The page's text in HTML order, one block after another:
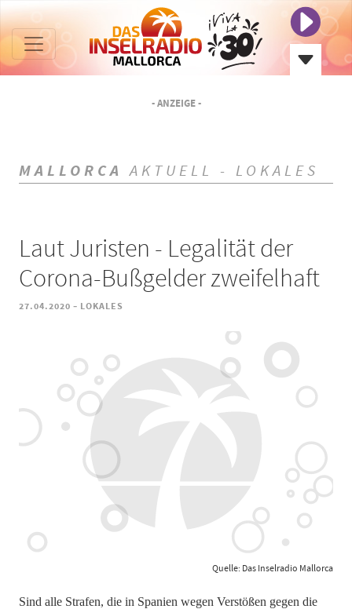
- ANZEIGE -
MALLORCA AKTUELL - LOKALES
Laut Juristen - Legalität der
Corona-Bußgelder zweifelhaft
27.04.2020 - LOKALES
Quelle: Das Inselradio Mallorca
Sind alle Strafen, die in Spanien wegen Verstößen gegen die